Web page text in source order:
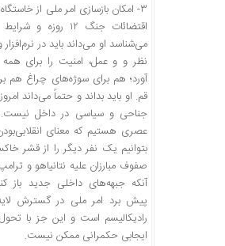
۳- امکان بازسازی امر ملی از
اقتضائات جنگ ۱۲
می‌شناسد او می‌داند باید در
نظر و و عمل، امنیت را برای همه
آورد؛ هم برای سوژه‌های چراغ هم
قم. او باید بداند و حتماً می‌داند
جناحی و سیاسی در داخل نیست.
عصری هستیم که معنای
بتوانیم یک نفر دیگر را از قشر
صفوف مبارزان علیه نتانیاهو و
آنکه جبهه‌های داخلی جدید باز
پیش برد امر ملی در گسترش
رادیکالیسم است و این جز با
ایجابی حکمرانی ممکن نیست.